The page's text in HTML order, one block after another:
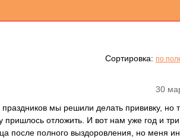
Сортировка: по
30
мы решили делать прививку, но
отложить. И вот нам уже год и
после полного выздоровления, но меня